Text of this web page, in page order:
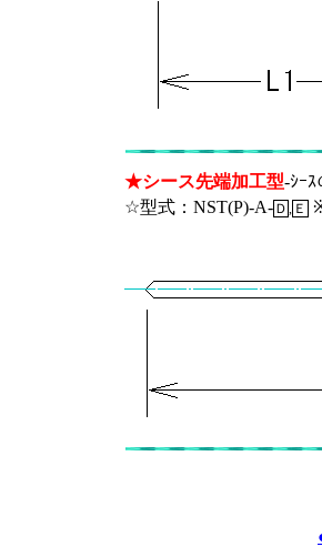
★シース先端加工型-ｼｰ
☆型式：NST(P)-A- Ｄ , Ｅ